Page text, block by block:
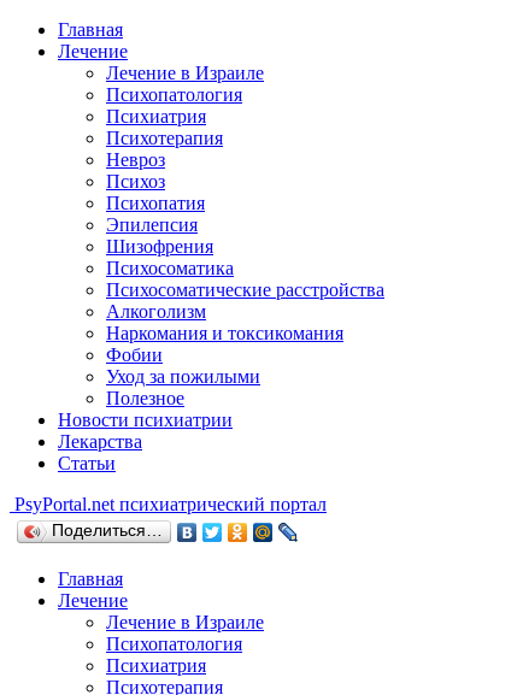
Главная
Лечение
Лечение в Израиле
Психопатология
Психиатрия
Психотерапия
Невроз
Психоз
Психопатия
Эпилепсия
Шизофрения
Психосоматика
Психосоматические расстройства
Алкоголизм
Наркомания и токсикомания
Фобии
Уход за пожилыми
Полезное
Новости психиатрии
Лекарства
Статьи
PsyPortal.net психиатрический портал
Поделиться…
Главная
Лечение
Лечение в Израиле
Психопатология
Психиатрия
Психотерапия